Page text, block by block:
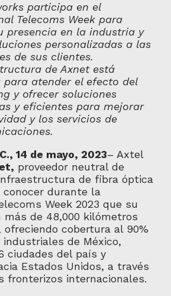
participa en el
Telecoms Week para
presencia en la industria y
personalizadas a las
de sus clientes.
de Axnet está
para atender el efecto del
y ofrecer soluciones
y eficientes para mejorar
y los servicios de
14 de mayo, 2023– Axtel
proveedor neutral de
de fibra óptica
conocer durante la
Week 2023 que su
más de 48,000 kilómetros
cobertura al 90%
de México,
ciudades del país y
Estados Unidos, a través
fronterizos internacionales.